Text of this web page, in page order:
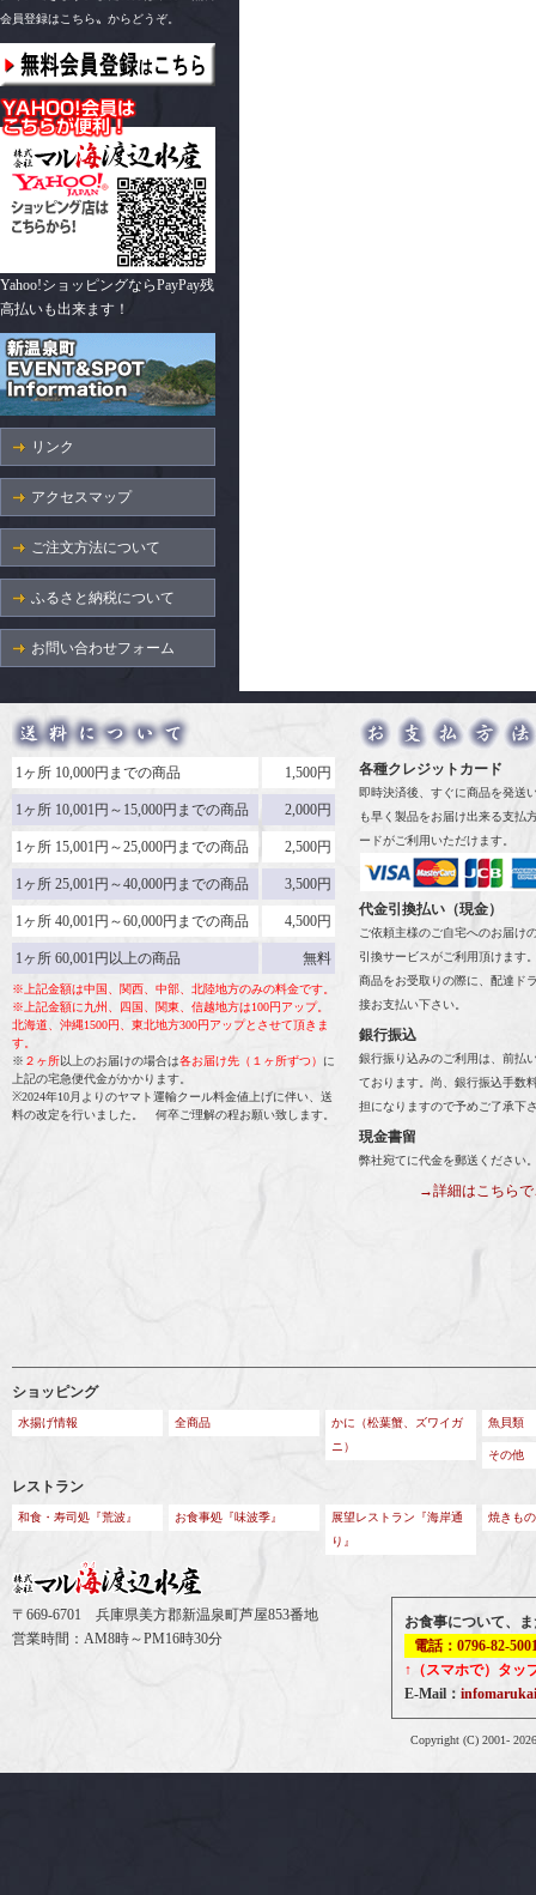
会員登録はこちら〟からどうぞ。
Yahoo!ショッピングならPayPay残
高払いも出来ます！
リンク
アクセスマップ
ご注文方法について
ふるさと納税について
お問い合わせフォーム
1ヶ所 10,000円までの商品 1,500円
1ヶ所 10,001円～15,000円までの商品 2,000円
1ヶ所 15,001円～25,000円までの商品 2,500円
1ヶ所 25,001円～40,000円までの商品 3,500円
1ヶ所 40,001円～60,000円までの商品 4,500円
1ヶ所 60,001円以上の商品 無料
※上記金額は中国、関西、中部、北陸地方のみの料金です。
※上記金額に九州、四国、関東、信越地方は100円アップ。
北海道、沖縄1500円、東北地方300円アップとさせて頂きま
す。
※ ２ヶ所以上のお届けの場合は各お届け先（１ヶ所ずつ） に
上記の宅急便代金がかかります。
※2024年10月よりのヤマト運輸クール料金値上げに伴い、送
料の改定を行いました。 何卒ご理解の程お願い致します。
各種クレジットカード
即時決済後、すぐに商品を発送
も早く製品をお届け出来る支払
ードがご利用いただけます。
代金引換払い（現金）
ご依頼主様のご自宅へのお届け
引換サービスがご利用頂けます
商品をお受取りの際に、配達ド
接お支払い下さい。
銀行振込
銀行振り込みのご利用は、前払
ております。尚、銀行振込手数
担になりますので予めご了承下
現金書留
弊社宛てに代金を郵送ください
→詳細はこちら
ショッピング
水揚げ情報 全商品
かに（松葉蟹、ズワイガ
ニ）
魚貝類
その他
レストラン
和食・寿司処『荒波』 お食事処『味波季』
展望レストラン『海岸通
り』
焼きも
〒669-6701 兵庫県美方郡新温泉町芦屋853番地
営業時間：AM8時～PM16時30分
お食事について、
電話：0796-82-
↑（スマホで）タッ
E-Mail：
Copyright (C) 2001-